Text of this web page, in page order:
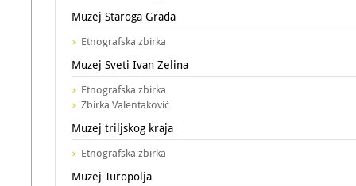
Muzej Staroga Grada
Etnografska zbirka
Muzej Sveti Ivan Zelina
Etnografska zbirka
Zbirka Valentaković
Muzej triljskog kraja
Etnografska zbirka
Muzej Turopolja